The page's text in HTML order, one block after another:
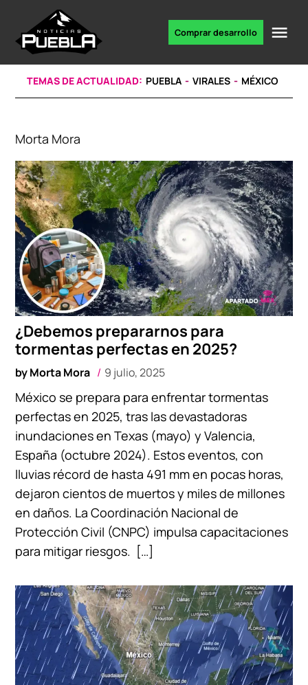
content
noticias
Comprar desarrollo
TEMAS DE ACTUALIDAD: PUEBLA VIRALES MÉXICO
Morta Mora
¿Debemos prepararnos para
tormentas perfectas en 2025?
byMorta Mora 9 julio, 2025
México se prepara para enfrentar tormentas
perfectas en 2025, tras las devastadoras
inundaciones en Texas (mayo) y Valencia,
España (octubre 2024). Estos eventos, con
lluvias récord de hasta 491 mm en pocas horas,
dejaron cientos de muertos y miles de millones
en daños. La Coordinación Nacional de
Protección Civil (CNPC) impulsa capacitaciones
para mitigar riesgos. […]